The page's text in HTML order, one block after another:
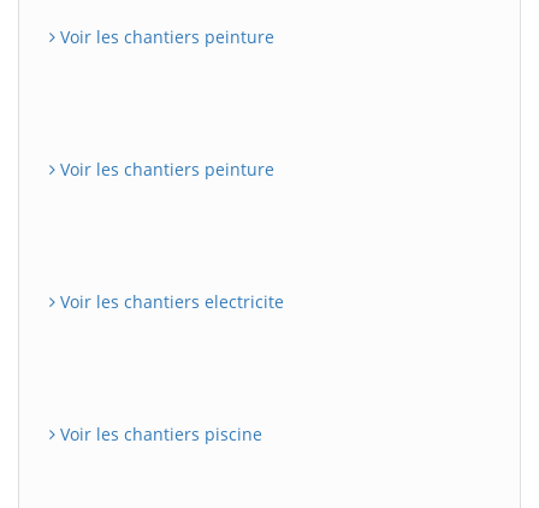
Voir les chantiers peinture
Voir les chantiers peinture
Voir les chantiers electricite
Voir les chantiers piscine